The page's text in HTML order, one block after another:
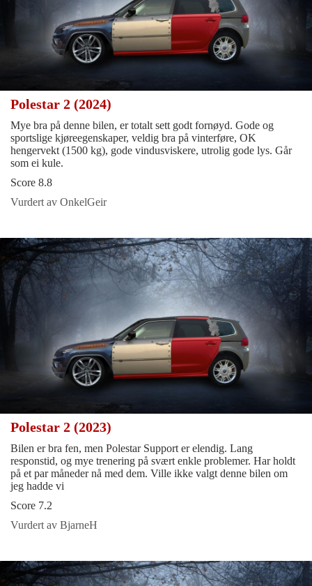
Polestar 2 (2024)
Mye bra på denne bilen, er totalt sett godt fornøyd. Gode og
sportslige kjøreegenskaper, veldig bra på vinterføre, OK
hengervekt (1500 kg), gode vindusviskere, utrolig gode lys. Går
som ei kule.
Score 8.8
Vurdert av OnkelGeir
Polestar 2 (2023)
Bilen er bra fen, men Polestar Support er elendig. Lang
responstid, og mye trenering på svært enkle problemer. Har holdt
på et par måneder nå med dem. Ville ikke valgt denne bilen om
jeg hadde vi
Score 7.2
Vurdert av BjarneH